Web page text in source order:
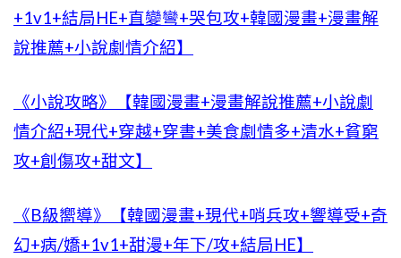
+1v1+結局HE+直變彎+哭包攻+韓國漫畫+漫畫解
說推薦+小說劇情介紹】
《小說攻略》【韓國漫畫+漫畫解說推薦+小說劇
情介紹+現代+穿越+穿書+美食劇情多+清水+貧窮
攻+創傷攻+甜文】
《B級嚮導》【韓國漫畫+現代+哨兵攻+響導受+奇
幻+病/嬌+1v1+甜漫+年下/攻+結局HE】